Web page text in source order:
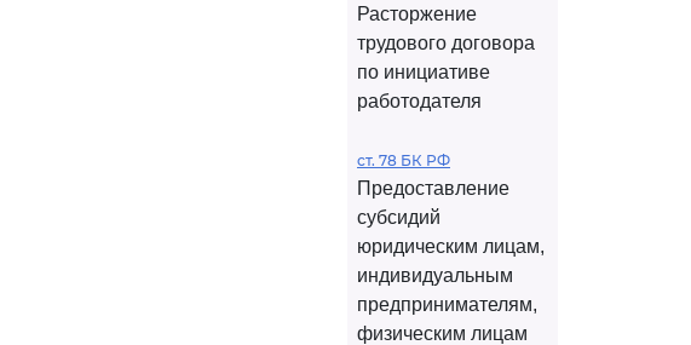
Расторжение
трудового договора
по инициативе
работодателя
ст. 78 БК РФ
Предоставление
субсидий
юридическим лицам,
индивидуальным
предпринимателям,
физическим лицам